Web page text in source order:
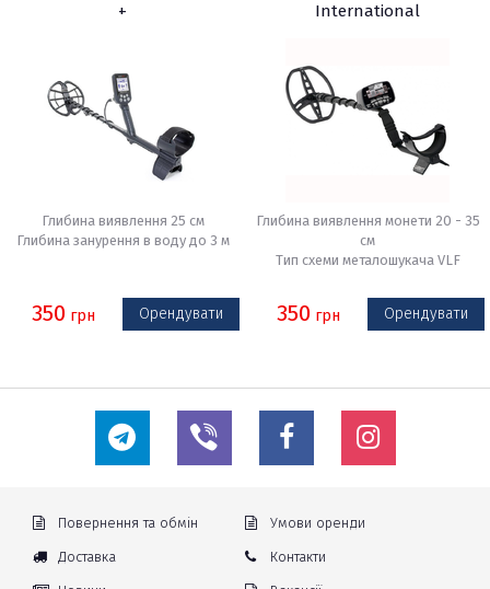
+
Глибина виявлення 25 см
Глибина занурення в воду до 3 м
350 грн Орендувати
International
Глибина виявлення монети 20 - 35
см
Тип схеми металошукача VLF
350 грн Орендувати
Повернення та обмін Умови оренди
Доставка Контакти